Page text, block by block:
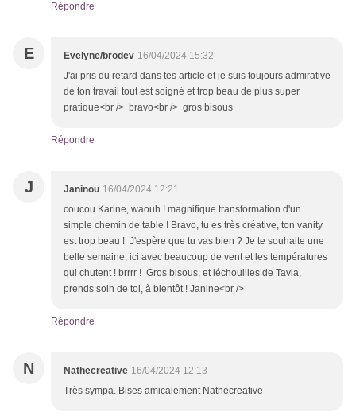
Répondre
E Evelyne/brodev 16/04/2024 15:32
J'ai pris du retard dans tes article et je suis toujours admirative
de ton travail tout est soigné et trop beau de plus super
pratique<br /> bravo<br /> gros bisous
Répondre
J Janinou 16/04/2024 12:21
coucou Karine, waouh ! magnifique transformation d'un
simple chemin de table ! Bravo, tu es très créative, ton vanity
est trop beau ! J'espère que tu vas bien ? Je te souhaite une
belle semaine, ici avec beaucoup de vent et les températures
qui chutent ! brrrr ! Gros bisous, et léchouilles de Tavia,
prends soin de toi, à bientôt ! Janine<br />
Répondre
N Nathecreative 16/04/2024 12:13
Très sympa. Bises amicalement Nathecreative